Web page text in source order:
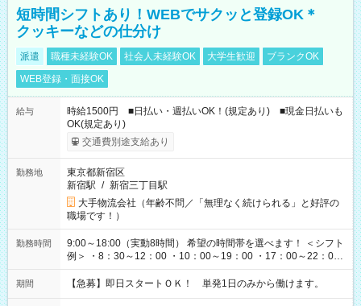
短時間シフトあり！WEBでサクッと登録OK＊
クッキーなどの仕分け
派遣 職種未経験OK 社会人未経験OK 大学生歓迎
ブランクOK
WEB登録・面接OK
給与
時給1500円 ■日払い・週払いOK！(規定あり) ■現金日払いも
OK(規定あり)
交通費別途支給あり
勤務地
東京都新宿区
新宿駅 / 新宿三丁目駅
大手物流会社（年齢不問／「無理なく続けられる」と好評の
職場です！）
勤務時間
9:00～18:00（実動8時間） 希望の時間帯を選べます！ ＜シフト
例＞ ・8：30～12：00 ・10：00～19：00 ・17：00～22：00
・13：00～22：00 ・22：00～翌6：00 など
期間 【急募】即日スタートＯＫ！ 単発1日のみから働けます。